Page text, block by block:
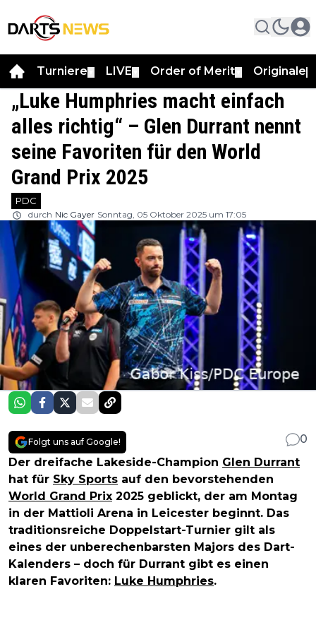
Turniere LIVE Order of Merit Originale
„Luke Humphries macht einfach
alles richtig“ – Glen Durrant nennt
seine Favoriten für den World
Grand Prix 2025
PDC
durch Nic Gayer Sonntag, 05 Oktober 2025 um 17:05
Folgt uns auf Google!
0
Der dreifache Lakeside-Champion Glen Durrant
hat für Sky Sports auf den bevorstehenden
World Grand Prix 2025 geblickt, der am Montag
in der Mattioli Arena in Leicester beginnt. Das
traditionsreiche Doppelstart-Turnier gilt als
eines der unberechenbarsten Majors des Dart-
Kalenders – doch für Durrant gibt es einen
klaren Favoriten: Luke Humphries.